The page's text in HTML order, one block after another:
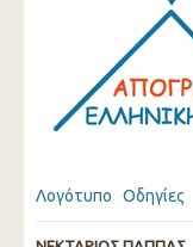
Λογότυπο Οδηγίες